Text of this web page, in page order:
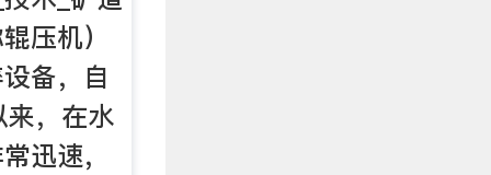
压机）
备，自
，在水
迅速，